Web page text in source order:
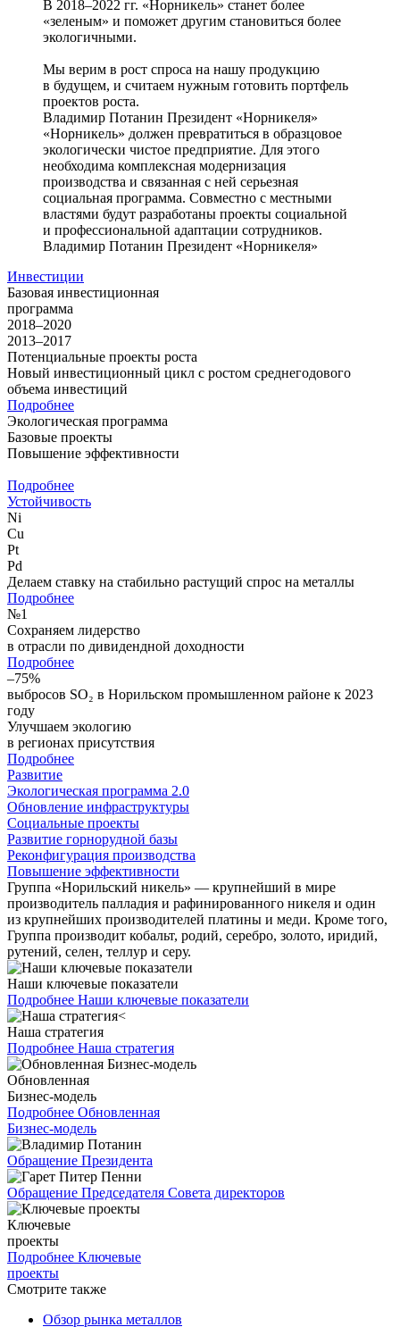
В 2018–2022 гг. «Норникель» станет более
«зеленым» и поможет другим становиться более
экологичными.
Мы верим в рост спроса на нашу продукцию
в будущем, и считаем нужным готовить портфель
проектов роста.
Владимир Потанин Президент «Норникеля»
«Норникель» должен превратиться в образцовое
экологически чистое предприятие. Для этого
необходима комплексная модернизация
производства и связанная с ней серьезная
социальная программа. Совместно с местными
властями будут разработаны проекты социальной
и профессиональной адаптации сотрудников.
Владимир Потанин Президент «Норникеля»
Инвестиции
Базовая инвестиционная
программа
2018–2020
2013–2017
Потенциальные проекты роста
Новый инвестиционный цикл с ростом среднегодового
объема инвестиций
Подробнее
Экологическая программа
Базовые проекты
Повышение эффективности
Подробнее
Устойчивость
Ni
Cu
Pt
Pd
Делаем ставку на стабильно растущий спрос на металлы
Подробнее
№1
Сохраняем лидерство
в отрасли по дивидендной доходности
Подробнее
–75%
выбросов SO₂ в Норильском промышленном районе к 2023
году
Улучшаем экологию
в регионах присутствия
Подробнее
Развитие
Экологическая программа 2.0
Обновление инфраструктуры
Социальные проекты
Развитие горнорудной базы
Реконфигурация производства
Повышение эффективности
Группа «Норильский никель» — крупнейший в мире
производитель палладия и рафинированного никеля и один
из крупнейших производителей платины и меди. Кроме того,
Группа производит кобальт, родий, серебро, золото, иридий,
рутений, селен, теллур и серу.
Наши ключевые показатели
Подробнее Наши ключевые показатели
Наша стратегия
Подробнее Наша стратегия
Обновленная
Бизнес-модель
Подробнее Обновленная
Бизнес-модель
Обращение Президента
Обращение Председателя Совета директоров
Ключевые
проекты
Подробнее Ключевые
проекты
Смотрите также
Обзор рынка металлов